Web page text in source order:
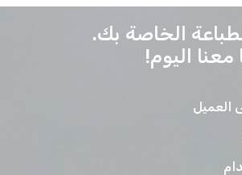
الخاصة بك.
اليوم!